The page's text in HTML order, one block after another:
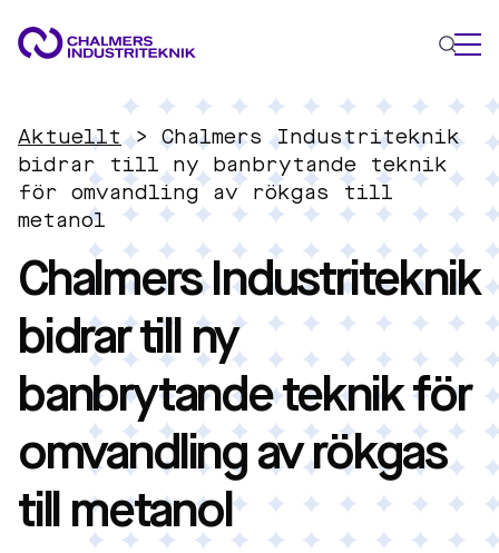
VAD VI GÖR
VÅRA EXPERTOMRÅDEN
Cirkulär ekonomi
Energi
Innovationsledning
Tillämpad AI
AKTUELLT
OM OSS
KONTAKTA OSS
JOBBA HOS OSS
Aktuellt >Chalmers Industriteknik
bidrar till ny banbrytande teknik
för omvandling av rökgas till
metanol
Chalmers Industriteknik
bidrar till ny
banbrytande teknik för
omvandling av rökgas
till metanol